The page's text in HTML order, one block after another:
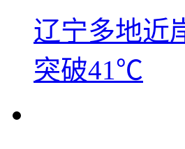
辽宁多地近
突破41℃